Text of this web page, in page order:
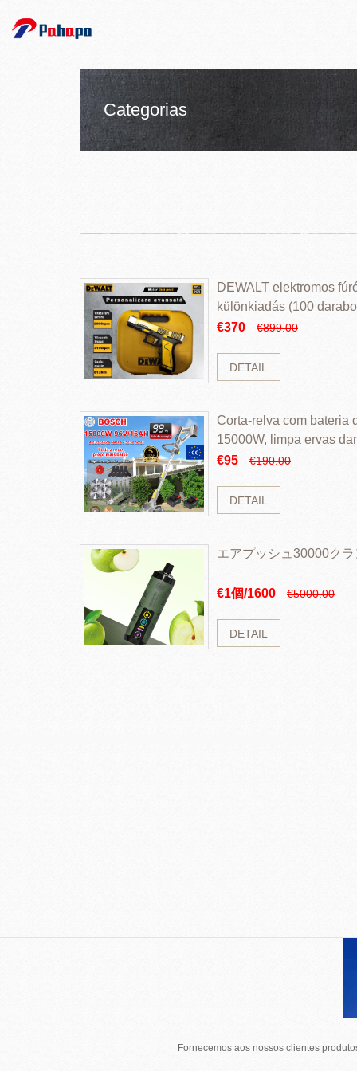
Categorias
DEWALT elektromos
különkiadás (100
€370
€899.00
DETAIL
Corta-relva com bateria
15000W, limpa ervas
rapidamente
€95 €190.00
DETAIL
エアプッシュ30000ク
€1個/1600 €5000.00
DETAIL
Fornecemos aos nossos clientes